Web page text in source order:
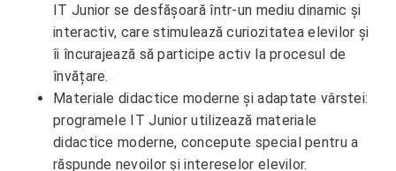
IT Junior se desfășoară într-un mediu dinamic și
interactiv, care stimulează curiozitatea elevilor și
îi încurajează să participe activ la procesul de
învățare.
Materiale didactice moderne și adaptate vârstei:
programele IT Junior utilizează materiale
didactice moderne, concepute special pentru a
răspunde nevoilor și intereselor elevilor.